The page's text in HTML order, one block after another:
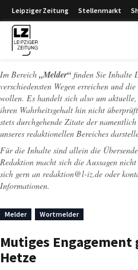
Leipziger Zeitung Stellenmarkt
Im Bereich „Melder“ finden Sie Inhalte
verschiedensten Wegen erreichen und
wollen. Es handelt sich also um
ihren Wahrheitsgehalt hin nicht
stets durchgehende Zitate der
unseres redaktionellen Bereiches
Für die Inhalte sind allein die
Redaktion macht sich die Aussagen
sich gern an redaktion@l-iz.de oder
Informationen.
Melder Wortmelder
Mutiges Engagement
Hetze